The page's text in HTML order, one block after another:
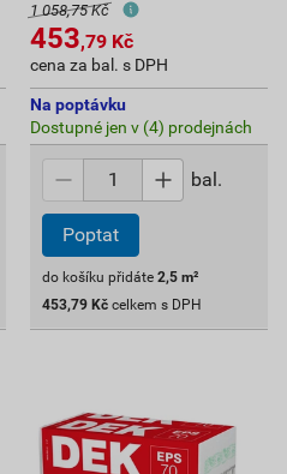
1 058,75 Kč
453,79 Kč
cena za bal. s DPH
Na poptávku
Dostupné jen v (4) prodejnách
bal.
Poptat
do košíku přidáte 2,5 m²
453,79 Kč celkem s DPH